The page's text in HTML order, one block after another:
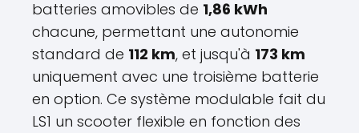
batteries amovibles de 1,86 kWh
chacune, permettant une autonomie
standard de 112 km, et jusqu'à 173 km
uniquement avec une troisième batterie
en option. Ce système modulable fait du
LS1 un scooter flexible en fonction des